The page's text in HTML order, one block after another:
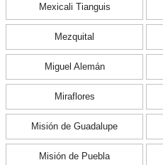
Mexicali Tianguis
Mezquital
Miguel Alemán
Miraflores
Misión de Guadalupe
Misión de Puebla